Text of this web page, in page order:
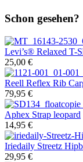
Schon gesehen?
Levi’s® Relaxed T-
25,00 €
Reell Reflex Rib
79,95 €
Aphex Strap leopard
14,95 €
Iriedaily Streetz
29,95 €